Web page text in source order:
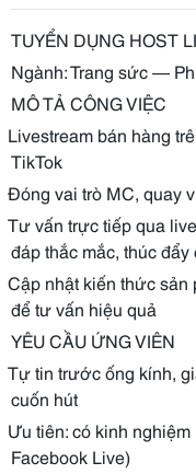
TUYỂN DỤNG HOST
Ngành: Trang sức ––
MÔ TẢ CÔNG VIỆC
Livestream bán hàng
TikTok
Đóng vai trò MC, quay
Tư vấn trực tiếp qua
đáp thắc mắc, thúc
Cập nhật kiến thức sản
để tư vấn hiệu quả
YÊU CẦU ỨNG VIÊN
Tự tin trước ống kính,
cuốn hút
Ưu tiên: có kinh
Facebook Live)